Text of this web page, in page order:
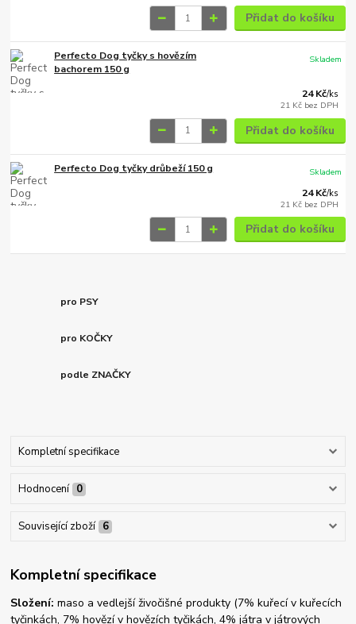
Přidat do košíku
Perfecto Dog tyčky s hovězím
bachorem 150 g
24 Kč/ks
21 Kč bez DPH
Skladem
Přidat do košíku
Perfecto Dog tyčky drůbeží 150 g
24 Kč/ks
21 Kč bez DPH
Skladem
Přidat do košíku
pro PSY
pro KOČKY
podle ZNAČKY
Kompletní specifikace
Hodnocení 0
Související zboží 6
Kompletní specifikace
Složení: maso a vedlejší živočišné produkty (7% kuřecí v kuřecích
tyčinkách, 7% hovězí v hovězích tyčikách, 4% játra v játrových